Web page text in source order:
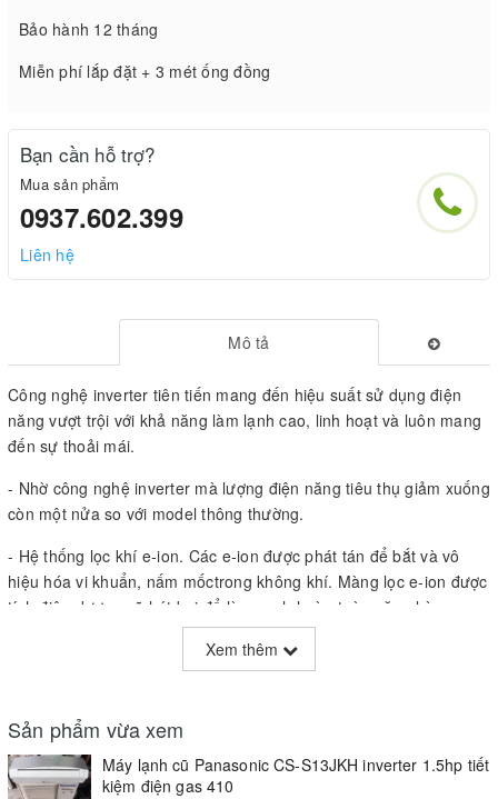
Bảo hành 12 tháng
Miễn phí lắp đặt + 3 mét ống đồng
Bạn cần hỗ trợ?
Mua sản phẩm
0937.602.399
Liên hệ
Mô tả
Công nghệ inverter tiên tiến mang đến hiệu suất sử dụng điện
năng vượt trội với khả năng làm lạnh cao, linh hoạt và luôn mang
đến sự thoải mái.
- Nhờ công nghệ inverter mà lượng điện năng tiêu thụ giảm xuống
còn một nửa so với model thông thường.
- Hệ thống lọc khí e-ion. Các e-ion được phát tán để bắt và vô
hiệu hóa vi khuẩn, nấm mốctrong không khí. Màng lọc e-ion được
tích điện dương sẽ hút bụi để làm sạch hoàn toàn căn phòng.
- Cảm biến bụi khí ( Sensor Patrol). Thiết bị cảm biến bụi khí kiểm
soát mức ô nhiễm trong không khí. Khi phát hiện ô nhiễm, chức
trong phòng.
- Chế độ làm lạnh nhanh
Xem thêm
Sản phẩm vừa xem
Máy lạnh cũ Panasonic CS-S13JKH inverter 1.5hp tiết
kiệm điện gas 410